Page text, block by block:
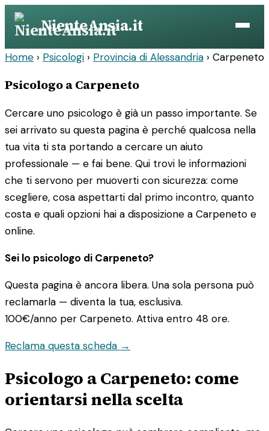
Vai
contenuto
NienteAnsia.it
Home › Psicologi › Provincia di Alessandria › Carpeneto
Psicologo a Carpeneto
Cercare uno psicologo è già un passo importante. Se
sei arrivato su questa pagina è perché qualcosa nella
tua vita ti sta portando a cercare un aiuto
professionale — e fai bene. Qui trovi le informazioni
che ti servono per muoverti con sicurezza: come
scegliere, cosa aspettarti dal primo incontro, quanto
costa e quali opzioni hai a disposizione a Carpeneto e
online.
Sei lo psicologo di Carpeneto?
Questa pagina è ancora libera. Una sola persona può
reclamarla — diventa la tua, esclusiva.
100€/anno per Carpeneto. Attiva entro 48 ore.
Reclama questa scheda →
Psicologo a Carpeneto: come
orientarsi nella scelta